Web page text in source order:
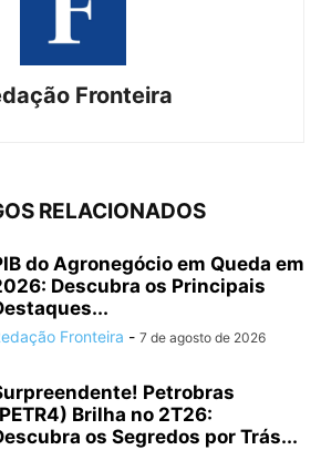
Fronteira
RELACIONADOS
do Agronegócio em Queda em
Descubra os Principais
Fronteira - 7 de agosto de 2026
Petrobras
Brilha no 2T26:
os Segredos por Trás...